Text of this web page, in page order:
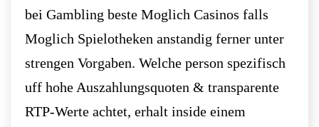
bei Gambling beste Moglich Casinos falls
Moglich Spielotheken anstandig ferner unter
strengen Vorgaben. Welche person spezifisch
uff hohe Auszahlungsquoten & transparente
RTP-Werte achtet, erhalt inside einem